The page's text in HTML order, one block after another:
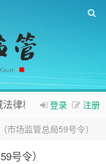
登录 注册
律相关内容
市场监管总局59号令）
号令）